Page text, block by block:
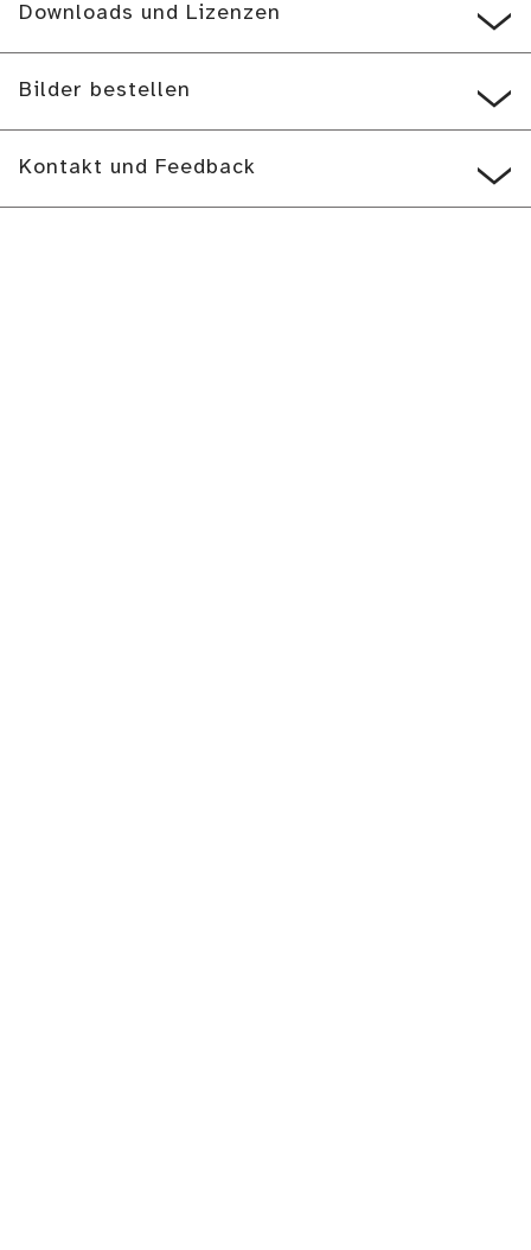
Downloads und Lizenzen
Bilder bestellen
Kontakt und Feedback